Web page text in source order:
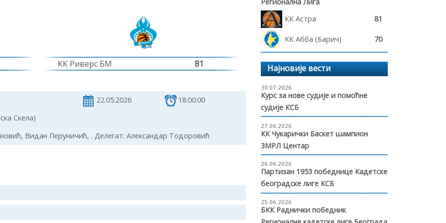
КК Риверс БМ 81
22.05.2026
18:00:00
Скела)
Видан Перуничић, . Делегат: Александар Тодоровић
КК Астра
81
КК Абба (Барич) 70
Најновије вести
30.07.2026
Курс за нове судије и помоћне
судије КСБ
27.06.2026
КК Чукарички Баскет шампион
3МРЛ Центар
26.06.2026
Партизан 1953 победнице Кадетске
београдске лиге КСБ
25.06.2026
БКК Раднички победник